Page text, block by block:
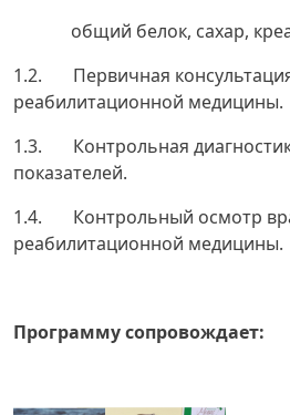
общий белок, сахар,
1.2. Первичная
реабилитационной медицины.
1.3. Контрольная
показателей.
1.4. Контрольный осмотр
реабилитационной медицины.
Программу сопровождает: